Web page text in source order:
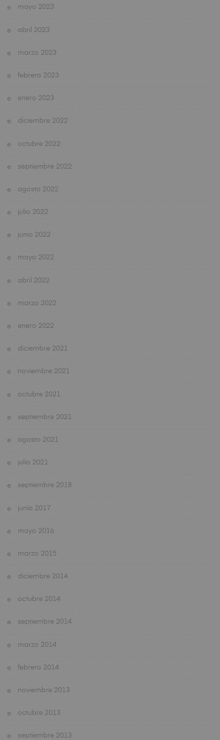
mayo 2023
abril 2023
marzo 2023
febrero 2023
enero 2023
diciembre 2022
octubre 2022
septiembre 2022
agosto 2022
julio 2022
junio 2022
mayo 2022
abril 2022
marzo 2022
enero 2022
diciembre 2021
noviembre 2021
octubre 2021
septiembre 2021
agosto 2021
julio 2021
septiembre 2018
junio 2017
mayo 2016
marzo 2015
diciembre 2014
octubre 2014
septiembre 2014
marzo 2014
febrero 2014
noviembre 2013
octubre 2013
septiembre 2013